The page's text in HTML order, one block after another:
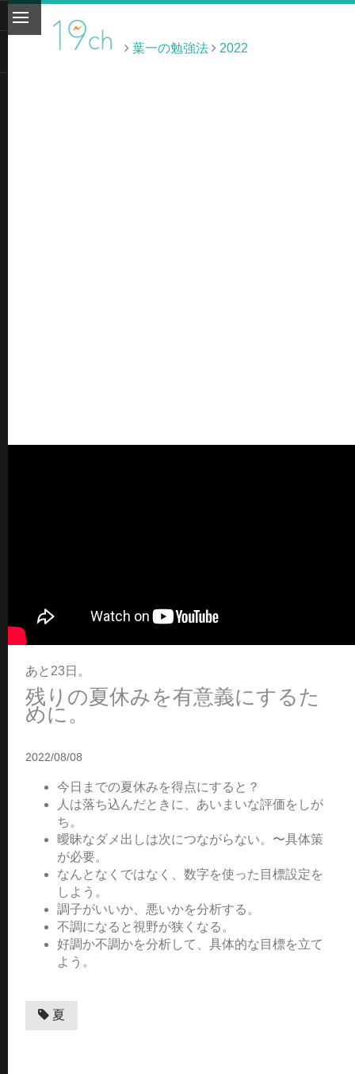
葉一の勉強法 2022
あと23日。
残りの夏休みを有意義にするた
めに。
2022/08/08
今日までの夏休みを得点にすると？
人は落ち込んだときに、あいまいな評価をしが
ち。
曖昧なダメ出しは次につながらない。〜具体策
が必要。
なんとなくではなく、数字を使った目標設定を
しよう。
調子がいいか、悪いかを分析する。
不調になると視野が狭くなる。
好調か不調かを分析して、具体的な目標を立て
よう。
夏